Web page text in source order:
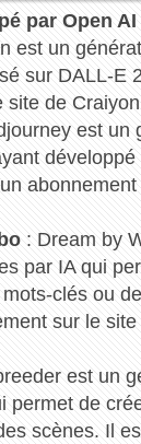
par Open AI
est un
sur DALL-E
site de
est un
développé
: Dream by
par IA qui
clés ou
sur le
est un
permet de
scènes. Il